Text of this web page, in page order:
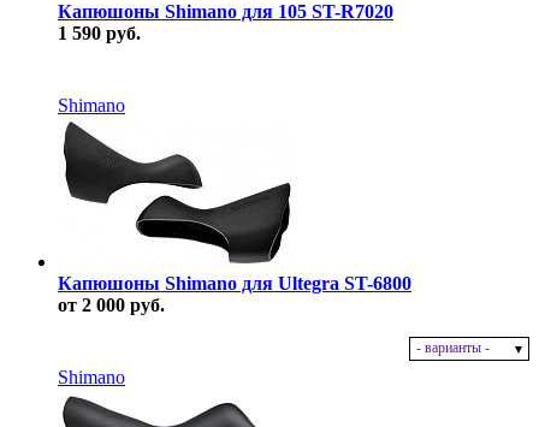
Капюшоны Shimano для 105 ST-R7020
1 590 руб.
Shimano
Капюшоны Shimano для Ultegra ST-6800
от 2 000 руб.
- варианты -
Shimano